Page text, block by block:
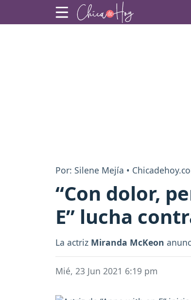
Por: Silene Mejía •
“Con dolor,
E” lucha
La actriz Miranda McKeon
Mié, 23 Jun 2021 6:19 pm